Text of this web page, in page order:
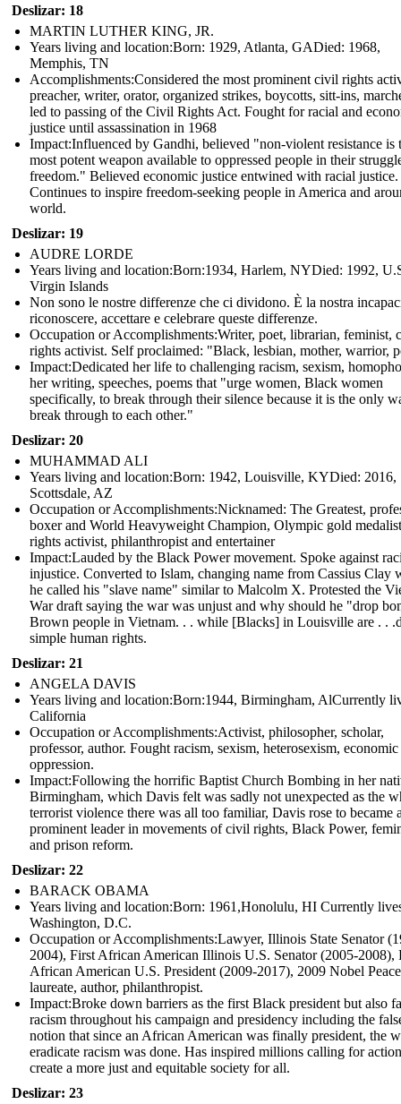
Deslizar: 18
MARTIN LUTHER KING, JR.
Years living and location:Born: 1929, Atlanta, GADied: 1968,
Memphis, TN
Accomplishments: Considered the most prominent civil rights
preacher, writer, orator, organized strikes, boycotts, sitt-ins,
led to passing of the Civil Rights Act. Fought for racial and
justice until assassination in 1968
Impact: Influenced by Gandhi, believed "non-violent resistance is
most potent weapon available to oppressed people in their
freedom." Believed economic justice entwined with racial justice.
Continues to inspire freedom-seeking people in America and
world.
Deslizar: 19
AUDRE LORDE
Years living and location:Born:1934, Harlem, NYDied: 1992,
Virgin Islands
Non sono le nostre differenze che ci dividono. È la nostra
riconoscere, accettare e celebrare queste differenze.
Occupation or Accomplishments: Writer, poet, librarian, feminist,
rights activist. Self proclaimed: "Black, lesbian, mother, warrior,
Impact:Dedicated her life to challenging racism, sexism,
her writing, speeches, poems that "urge women, Black women
specifically, to break through their silence because it is the only
break through to each other."
Deslizar: 20
MUHAMMAD ALI
Years living and location:Born: 1942, Louisville, KYDied: 2016,
Scottsdale, AZ
Occupation or Accomplishments: Nicknamed: The Greatest,
boxer and World Heavyweight Champion, Olympic gold
rights activist, philanthropist and entertainer
Impact:Lauded by the Black Power movement. Spoke against
injustice. Converted to Islam, changing name from Cassius Clay
he called his "slave name" similar to Malcolm X. Protested the
War draft saying the war was unjust and why should he "drop
Brown people in Vietnam. . . while [Blacks] in Louisville are . .
simple human rights.
Deslizar: 21
ANGELA DAVIS
Years living and location:Born:1944, Birmingham, AlCurrently
California
Occupation or Accomplishments: Activist, philosopher, scholar,
professor, author. Fought racism, sexism, heterosexism, economic
oppression.
Impact: Following the horrific Baptist Church Bombing in her
Birmingham, which Davis felt was sadly not unexpected as the
terrorist violence there was all too familiar, Davis rose to became
prominent leader in movements of civil rights, Black Power,
and prison reform.
Deslizar: 22
BARACK OBAMA
Years living and location:Born: 1961,Honolulu, HI Currently
Washington, D.C.
Occupation or Accomplishments: Lawyer, Illinois State Senator
2004), First African American Illinois U.S. Senator (2005-2008),
African American U.S. President (2009-2017), 2009 Nobel
laureate, author, philanthropist.
Impact: Broke down barriers as the first Black president but also
racism throughout his campaign and presidency including the
notion that since an African American was finally president, the
eradicate racism was done. Has inspired millions calling for
create a more just and equitable society for all.
Deslizar: 23